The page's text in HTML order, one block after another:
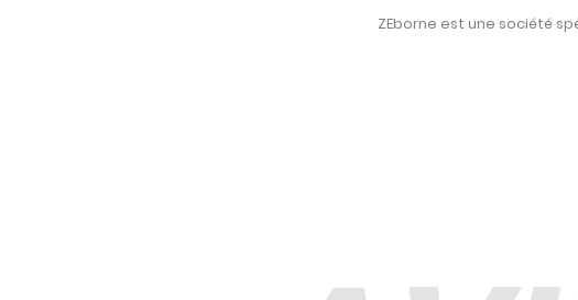
ZEborne est une société